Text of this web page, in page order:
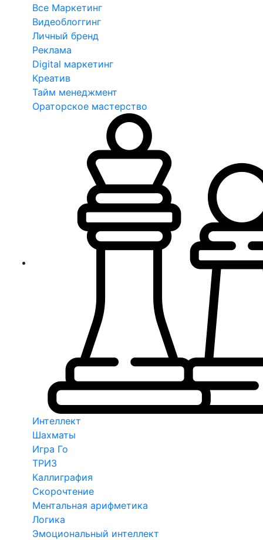
Все Маркетинг
Видеоблоггинг
Личный бренд
Реклама
Digital маркетинг
Креатив
Тайм менеджмент
Ораторское мастерство
Интеллект
Шахматы
Игра Го
ТРИЗ
Каллиграфия
Скорочтение
Ментальная арифметика
Логика
Эмоциональный интеллект